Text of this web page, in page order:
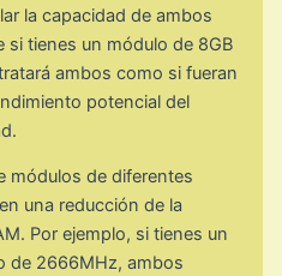
la capacidad de ambos
tienes un módulo de 8GB
ambos como si fueran
potencial del
módulos de diferentes
una reducción de la
Por ejemplo, si tienes un
de 2666MHz, ambos